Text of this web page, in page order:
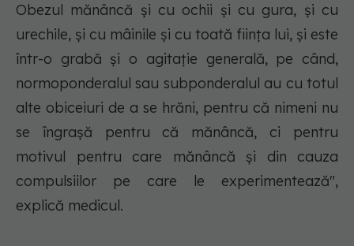
Obezul mănâncă și cu ochii și cu gura, și cu
urechile, și cu mâinile și cu toată ființa lui, și este
într-o grabă și o agitație generală, pe când,
normoponderalul sau subponderalul au cu totul
alte obiceiuri de a se hrăni, pentru că nimeni nu
se îngrașă pentru că mănâncă, ci pentru
motivul pentru care mănâncă și din cauza
compulsiilor pe care le experimentează",
explică medicul.